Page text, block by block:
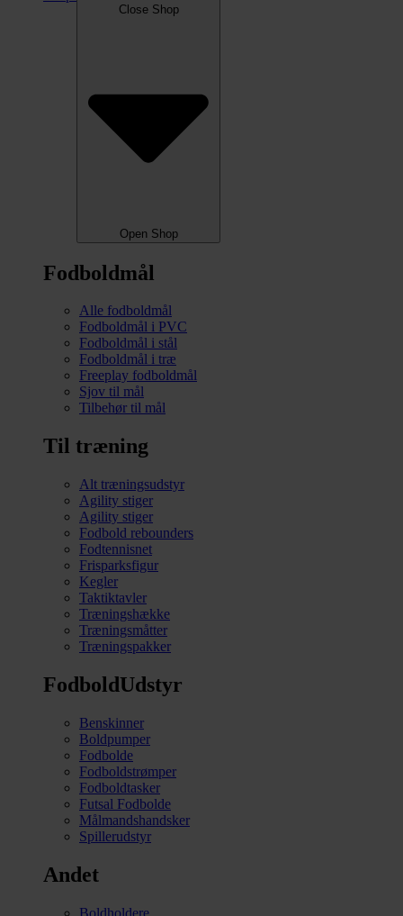
Close Shop
Open Shop
Fodboldmål
Alle fodboldmål
Fodboldmål i PVC
Fodboldmål i stål
Fodboldmål i træ
Freeplay fodboldmål
Sjov til mål
Tilbehør til mål
Til træning
Alt træningsudstyr
Agility stiger
Agility stiger
Fodbold rebounders
Fodtennisnet
Frisparksfigur
Kegler
Taktiktavler
Træningshække
Træningsmåtter
Træningspakker
FodboldUdstyr
Benskinner
Boldpumper
Fodbolde
Fodboldstrømper
Fodboldtasker
Futsal Fodbolde
Målmandshandsker
Spillerudstyr
Andet
Boldholdere